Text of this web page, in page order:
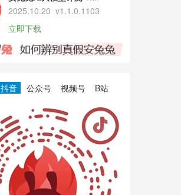
2025.10.20 v1.1.0.1103
立即下载
抖音 公众号 视频号 B站